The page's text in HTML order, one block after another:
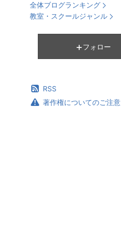
全体ブログランキング
教室・スクールジャンル
フォロー
RSS
著作権についてのご注意